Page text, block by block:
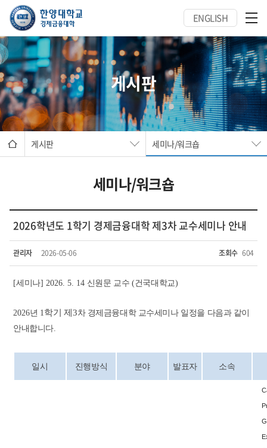
ENGLISH
게시판
게시판 세미나/워크숍
세미나/워크숍
2026학년도 1학기 경제금융대학 제3차 교수세미나 안내
관리자 2026-05-06 조회수 604
[세미나] 2026. 5. 14 신원문 교수 (건국대학교)
2026년 1학기 제 3차 경제금융대학 교수세미나 일정을 다음과 같이
안내합니다.
일시 진행방식 분야 발표자 소속